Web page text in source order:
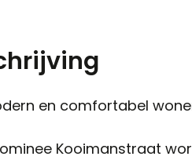
en comfortabel
Kooimanstraat